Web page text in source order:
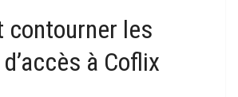
contourner les
à Coflix